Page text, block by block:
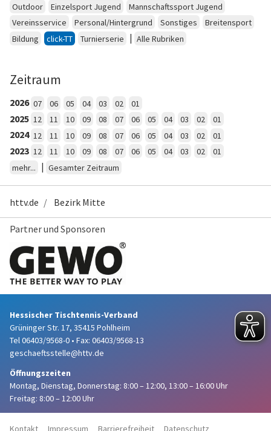
Outdoor
Einzelsport Jugend
Mannschaftssport Jugend
Vereinsservice
Personal/Hintergrund Sonstiges
Breitensport
Bildung
click-TT Turnierserie | Alle Rubriken
Zeitraum
2026 07 06 05 04 03 02 01
2025 12 11 10 09 08 07 06 05 04 03 02 01
2024 12 11 10 09 08 07 06 05 04 03 02 01
2023 12 11 10 09 08 07 06 05 04 03 02
01
mehr...
| Gesamter Zeitraum
httv.de Bezirk Mitte
Partner und Sponsoren
Hessischer Tischtennis-Verband
Grüninger Str. 17, 35415 Pohlheim
Tel 06403/9568-0 • Fax: 06403/9568-13
geschaeftsstelle@httv.de
Öffnungszeiten
Montag, Dienstag, Donnerstag: 8:00 – 12:00, 13:00 – 16:00 Uhr
Freitag: 8:00 – 12:00 Uhr
Kontakt Impressum Barrierefreiheit Datenschutz